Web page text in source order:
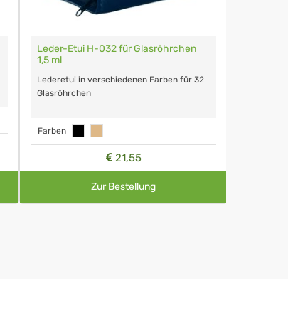
Leder-Etui H-032 für Glasröhrchen
1,5 ml
Lederetui in verschiedenen Farben für 32
Glasröhrchen
Farben
21,55
Zur Bestellung